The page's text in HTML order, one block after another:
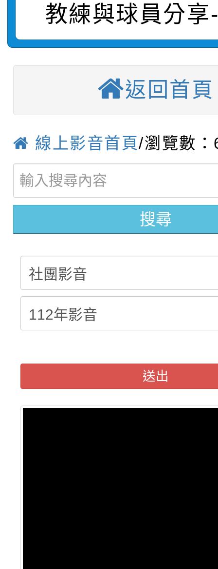
結果(第12招)
賽及師生本土語及新住
賽實施要點
轉知：「桃園市115學
比賽實施要點」
轉知：「115年金融知
動辦法」
衛生福利部疾病管制署
月3日至9月21日辦理
動
推廣本市公共運輸服務
「我的減碳存摺2.0」
評審委員會」及「教師
員會」之票選委員選舉
【甄選結果(第13招)】
學年度第1學期第7次代
結果(第13招)
【甄選結果(第5招)】
學年度第1學期第9次代
結果(第5招)
【甄選結果(第4招)】
學年度第1學期第9次代
結果(第4招)
【甄選結果(第12招)】
學年度第1學期第7次代
結果(第12招)
轉知：桃園市115學年
賽及師生本土語及新住
賽實施要點
轉知：「桃園市115學
比賽實施要點」
轉知：「115年金融知
教練與球員分享
返回首頁
線上影音首頁/瀏覽數
搜尋
送出